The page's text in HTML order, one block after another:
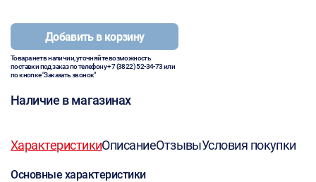
Добавить в корзину
Товара нет в наличии, уточняйте возможность
поставки под заказ по телефону+7 (3822) 52-34-73или
по кнопке "Заказать звонок"
Наличие в магазинах
ХарактеристикиОписаниеОтзывыУсловия покупки
Основные характеристики